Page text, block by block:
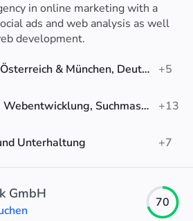
in online marketing with a
ads and web analysis as well
development.
Linz & Wien & Graz, Österreich & München, Deutschland & Zürich, Schweiz
+5
Digitales Marketing, Webentwicklung, Suchmaschinenoptimierung (SEO)
+13
Unterhaltung
+7
GmbH
70